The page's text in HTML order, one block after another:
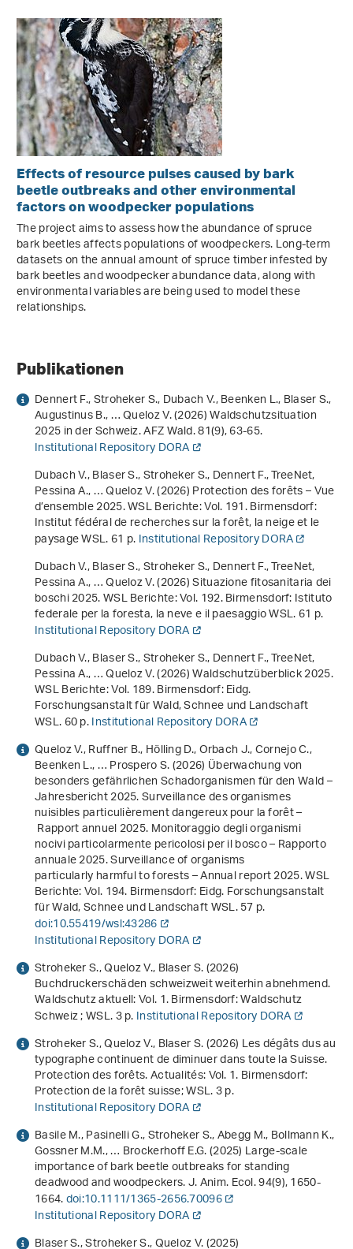
Effects of resource pulses caused by bark
beetle outbreaks and other environmental
factors on woodpecker populations
The project aims to assess how the abundance of spruce
bark beetles affects populations of woodpeckers. Long-term
datasets on the annual amount of spruce timber infested by
bark beetles and woodpecker abundance data, along with
environmental variables are being used to model these
relationships.
Publikationen
Dennert F., Stroheker S., Dubach V., Beenken L., Blaser S.,
Augustinus B., … Queloz V. (2026) Waldschutzsituation
2025 in der Schweiz. AFZ Wald.81(9), 63-65.
Institutional Repository DORA
Dubach V., Blaser S., Stroheker S., Dennert F., TreeNet,
Pessina A., … Queloz V. (2026)Protection des forêts – Vue
d’ensemble 2025. WSL Berichte: Vol. 191. Birmensdorf:
Institut fédéral de recherches sur la forêt, la neige et le
paysage WSL. 61 p.Institutional Repository DORA
Dubach V., Blaser S., Stroheker S., Dennert F., TreeNet,
Pessina A., … Queloz V. (2026)Situazione fitosanitaria dei
boschi 2025. WSL Berichte: Vol. 192. Birmensdorf: Istituto
federale per la foresta, la neve e il paesaggio WSL. 61 p.
Institutional Repository DORA
Dubach V., Blaser S., Stroheker S., Dennert F., TreeNet,
Pessina A., … Queloz V. (2026)Waldschutzüberblick 2025.
WSL Berichte: Vol. 189. Birmensdorf: Eidg.
Forschungsanstalt für Wald, Schnee und Landschaft
WSL. 60 p.Institutional Repository DORA
Queloz V., Ruffner B., Hölling D., Orbach J., Cornejo C.,
Beenken L., … Prospero S. (2026)Überwachung von
besonders gefährlichen Schadorganismen für den Wald –
Jahresbericht 2025. Surveillance des organismes
nuisibles particulièrement dangereux pour la forêt –
Rapport annuel 2025. Monitoraggio degli organismi
nocivi particolarmente pericolosi per il bosco – Rapporto
annuale 2025. Surveillance of organisms
particularly harmful to forests – Annual report 2025. WSL
Berichte: Vol. 194. Birmensdorf: Eidg. Forschungsanstalt
für Wald, Schnee und Landschaft WSL. 57 p.
doi:10.55419/wsl:43286
Institutional Repository DORA
Stroheker S., Queloz V., Blaser S. (2026)
Buchdruckerschäden schweizweit weiterhin abnehmend.
Waldschutz aktuell: Vol. 1. Birmensdorf: Waldschutz
Schweiz ; WSL. 3 p.Institutional Repository DORA
Stroheker S., Queloz V., Blaser S. (2026)Les dégâts dus au
typographe continuent de diminuer dans toute la Suisse.
Protection des forêts. Actualités: Vol. 1. Birmensdorf:
Protection de la forêt suisse; WSL. 3 p.
Institutional Repository DORA
Basile M., Pasinelli G., Stroheker S., Abegg M., Bollmann K.,
Gossner M.M., … Brockerhoff E.G. (2025) Large-scale
importance of bark beetle outbreaks for standing
deadwood and woodpeckers. J. Anim. Ecol.94(9), 1650-
1664.doi:10.1111/1365-2656.70096
Institutional Repository DORA
Blaser S., Stroheker S., Queloz V. (2025)